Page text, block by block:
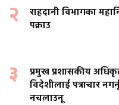
२
राहदानी विभागका
पक्राउ
३
प्रमुख प्रशासकीय
विदेशीलाई पत्राचार
नचलाउनू